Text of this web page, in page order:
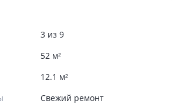
3 из 9
52 м²
12.1 м²
Свежий ремонт